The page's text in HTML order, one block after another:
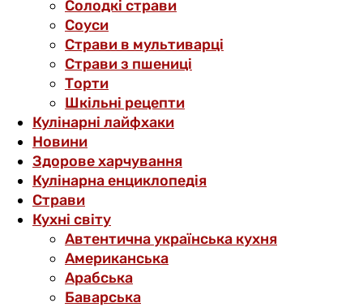
Солодкі страви
Соуси
Страви в мультиварці
Страви з пшениці
Торти
Шкільні рецепти
Кулінарні лайфхаки
Новини
Здорове харчування
Кулінарна енциклопедія
Страви
Кухні світу
Автентична українська кухня
Американська
Арабська
Баварська